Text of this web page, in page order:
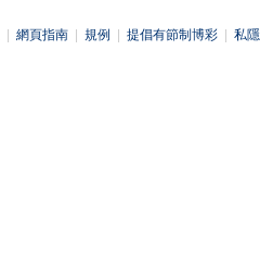
網頁指南 規例 提倡有節制博彩 私